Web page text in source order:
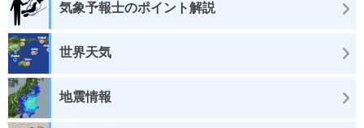
気象予報士のポイント解説
世界天気
地震情報